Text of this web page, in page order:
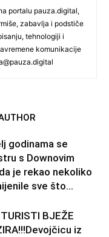
portalu pauza.digital,
zabavlja i podstiče
tehnologiji i
komunikacije
godinama se
s Downovim
je rekao nekoliko
sve što...
BJEŽE
iz